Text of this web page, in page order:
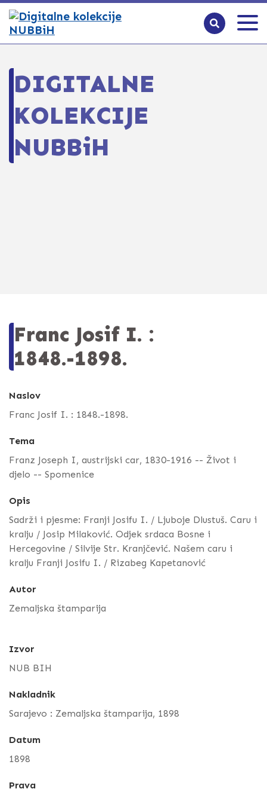
DIGITALNE
KOLEKCIJE
NUBBiH
Franc Josif I. :
1848.-1898.
Naslov
Franc Josif I. : 1848.-1898.
Tema
Franz Joseph I, austrijski car, 1830-1916 -- Život i
djelo -- Spomenice
Opis
Sadrži i pjesme: Franji Josifu I. / Ljuboje Dlustuš. Caru i
kralju / Josip Milaković. Odjek srdaca Bosne i
Hercegovine / Silvije Str. Kranjčević. Našem caru i
kralju Franji Josifu I. / Rizabeg Kapetanović
Autor
Zemaljska štamparija
Izvor
NUB BIH
Nakladnik
Sarajevo : Zemaljska štamparija, 1898
Datum
1898
Prava